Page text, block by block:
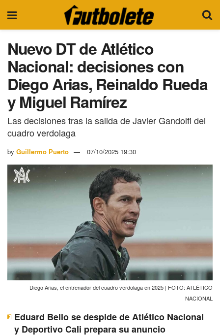
Nuevo DT de Atlético
Nacional: decisiones con
Diego Arias, Reinaldo Rueda
y Miguel Ramírez
Las decisiones tras la salida de Javier Gandolfi del
cuadro verdolaga
by Guillermo Puerto 07/10/2025 19:30
Diego Arias, el entrenador del cuadro verdolaga en 2025 | FOTO: ATLÉTICO
NACIONAL
Eduard Bello se despide de Atlético Nacional
y Deportivo Cali prepara su anuncio